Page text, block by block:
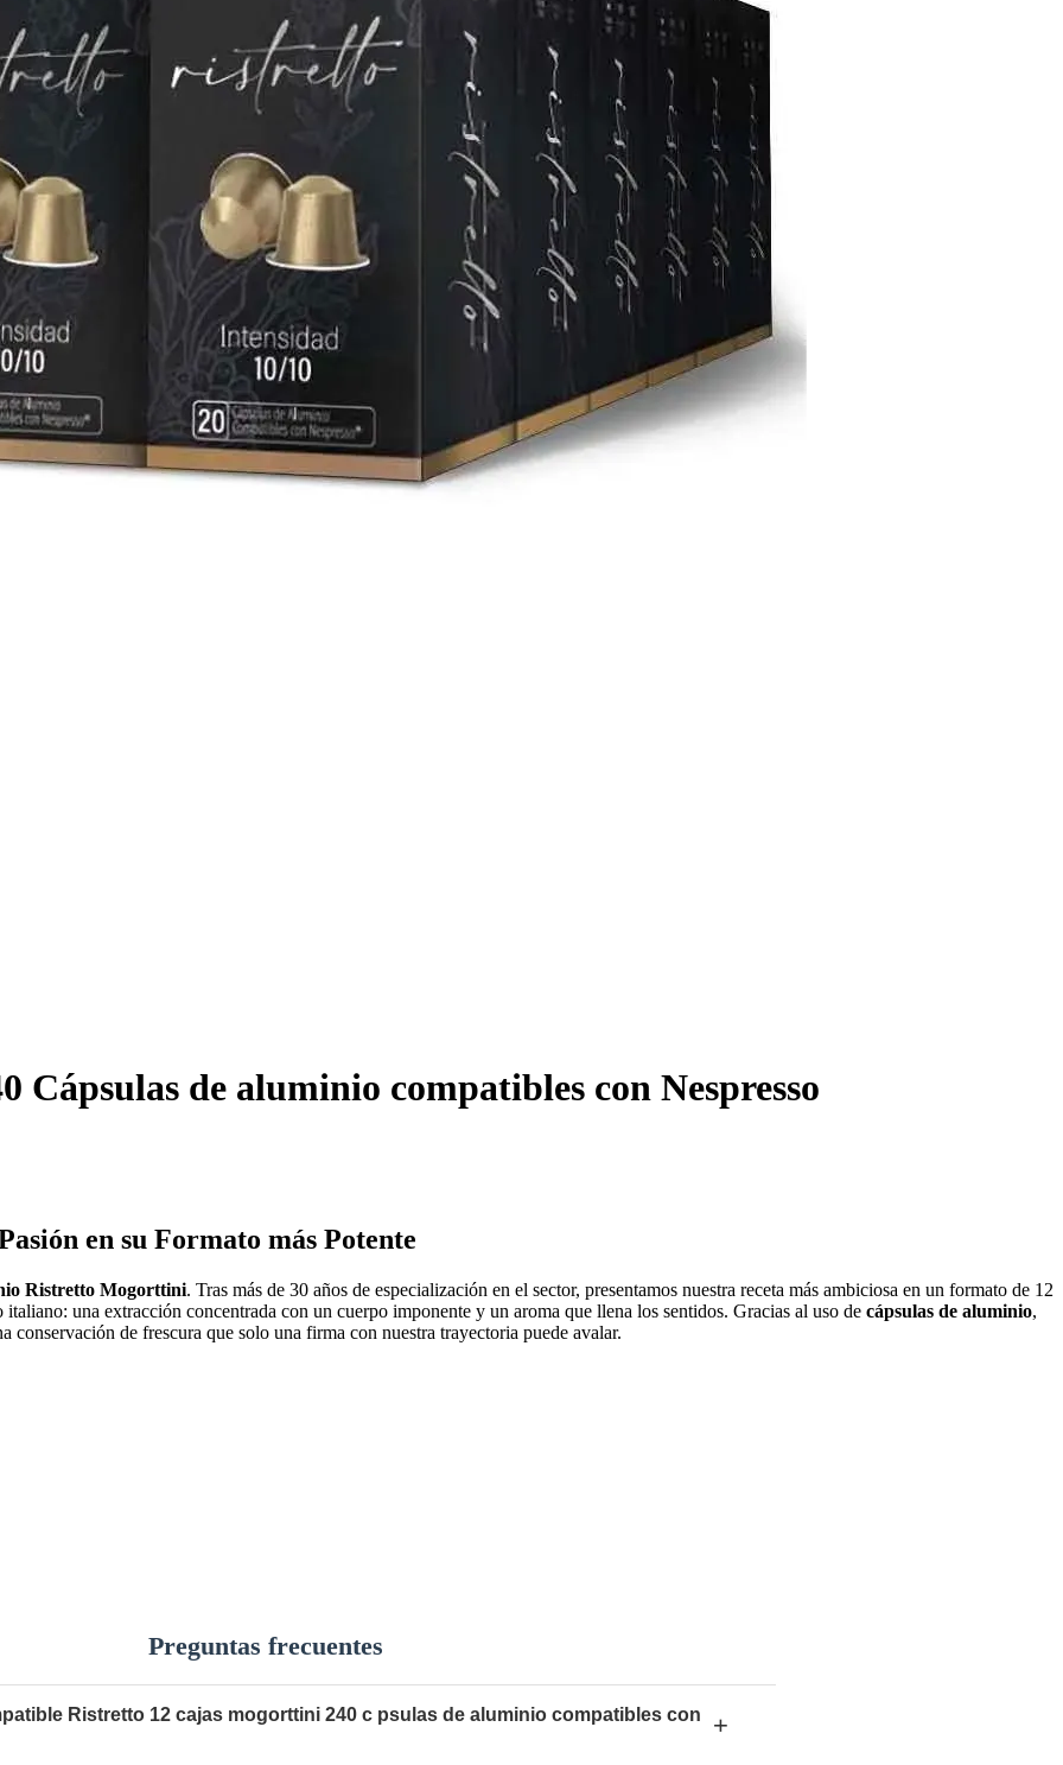
de aluminio compatibles con Nespresso
en su Formato más Potente
Ristretto Mogorttini. Tras más de 30 años de especialización en el sector, presentamos nuestra receta más ambiciosa en un formato de 12
una extracción concentrada con un cuerpo imponente y un aroma que llena los sentidos. Gracias al uso de cápsulas de aluminio,
de frescura que solo una firma con nuestra trayectoria puede avalar.
Preguntas frecuentes
Ristretto 12 cajas mogorttini 240 c psulas de aluminio compatibles con +